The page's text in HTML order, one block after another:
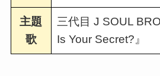
主題
歌
三代目 J SOUL
Is Your Secret?』